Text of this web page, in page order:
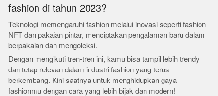
fashion di tahun 2023?
Teknologi memengaruhi fashion melalui inovasi seperti fashion
NFT dan pakaian pintar, menciptakan pengalaman baru dalam
berpakaian dan mengoleksi.
Dengan mengikuti tren-tren ini, kamu bisa tampil lebih trendy
dan tetap relevan dalam industri fashion yang terus
berkembang. Kini saatnya untuk menghidupkan gaya
fashionmu dengan cara yang lebih bijak dan modern!